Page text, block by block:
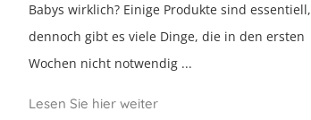
Babys wirklich? Einige Produkte sind essentiell,
dennoch gibt es viele Dinge, die in den ersten
Wochen nicht notwendig ...
Lesen Sie hier weiter